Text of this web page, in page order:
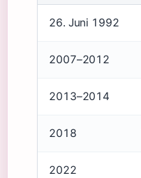
26. Juni 1992
2007–2012
2013–2014
2018
2022